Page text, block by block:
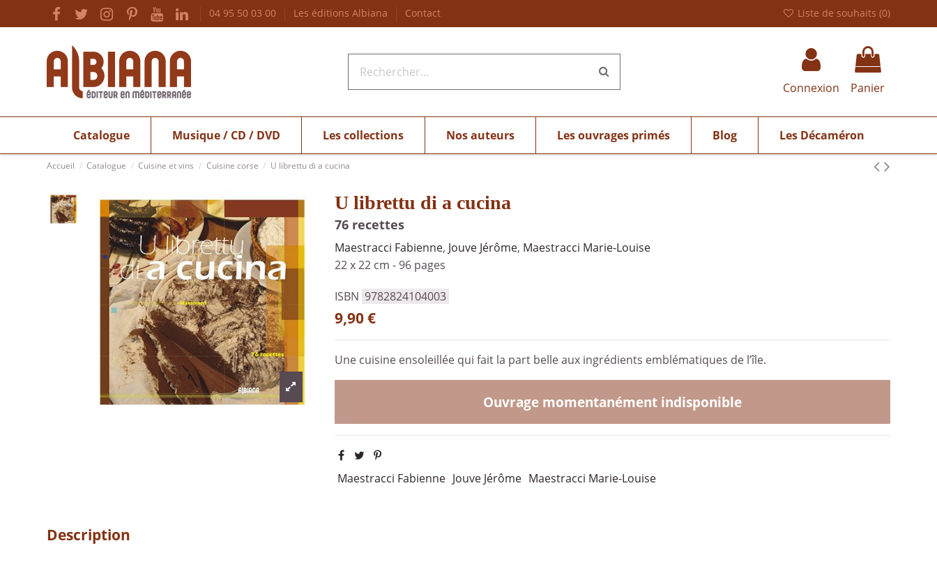
04 95 50 03 00 Les éditions Albiana Contact Liste de souhaits (0)
Connexion Panier
Catalogue Musique / CD / DVD Les collections Nos auteurs Les ouvrages primés Blog Les Décaméron
Accueil Catalogue Cuisine et vins Cuisine corse U librettu di a cucina
U librettu di a cucina
76 recettes
Maestracci Fabienne, Jouve Jérôme, Maestracci Marie-Louise
22 x 22 cm - 96 pages
ISBN 9782824104003
9,90 €
Une cuisine ensoleillée qui fait la part belle aux ingrédients emblématiques de l’île.
Ouvrage momentanément indisponible
Maestracci Fabienne Jouve Jérôme Maestracci Marie-Louise
Description